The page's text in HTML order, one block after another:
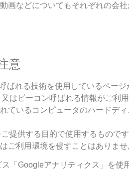
画などについてもそれぞれの会
意
れる技術を使用しているページ
はビーコン呼ばれる情報がご利
ているコンピュータのハードディ
提供する目的で使用するものです
ご利用環境を侵すことはありませ
「Googleアナリティクス」を使